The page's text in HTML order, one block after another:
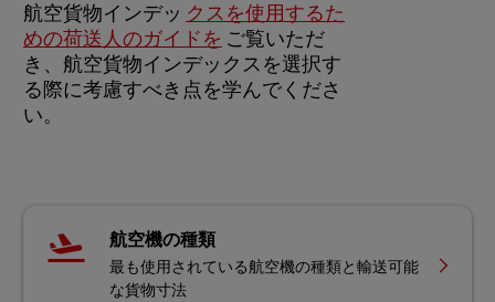
航空貨物インデッ クスを使用するた
めの荷送人のガイドを ご覧いただ
き、航空貨物インデックスを選択す
る際に考慮すべき点を学んでくださ
い。
航空機の種類
最も使用されている航空機の種類と輸送可能
な貨物寸法